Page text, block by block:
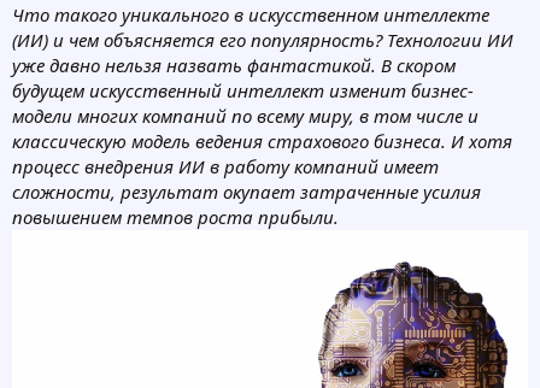
Что такого уникального в искусственном интеллекте
(ИИ) и чем объясняется его популярность? Технологии ИИ
уже давно нельзя назвать фантастикой. В скором
будущем искусственный интеллект изменит бизнес-
модели многих компаний по всему миру, в том числе и
классическую модель ведения страхового бизнеса. И хотя
процесс внедрения ИИ в работу компаний имеет
сложности, результат окупает затраченные усилия
повышением темпов роста прибыли.